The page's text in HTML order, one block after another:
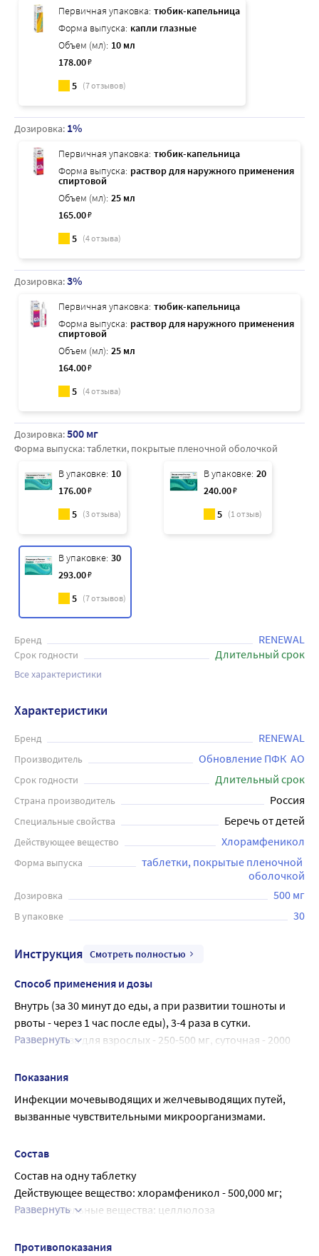
Первичная упаковка: тюбик-капельница
Форма выпуска: капли глазные
Объем (мл): 10 мл
178.00₽
5 (7отзывов)
Дозировка: 1%
Первичная упаковка: тюбик-капельница
Форма выпуска: раствор для наружного применения
спиртовой
Объем (мл): 25 мл
165.00₽
5 (4отзыва)
Дозировка:3%
Первичная упаковка: тюбик-капельница
Форма выпуска: раствор для наружного применения
спиртовой
Объем (мл): 25 мл
164.00₽
5 (4отзыва)
Дозировка:500 мг
Форма выпуска:таблетки, покрытые пленочной оболочкой
В упаковке: 10
176.00₽
5 (3отзыва)
В упаковке: 20
240.00₽
5 (1отзыв)
В упаковке: 30
293.00₽
5 (7отзывов)
Бренд RENEWAL
Срок годности Длительный срок
Все характеристики
Характеристики
Бренд RENEWAL
Производитель Обновление ПФК  АО
Срок годности Длительный срок
Страна производитель Россия
Специальные свойства Беречь от детей
Действующее вещество Хлорамфеникол
Форма выпуска
таблетки, покрытые пленочной
оболочкой
Дозировка 500 мг
В упаковке 30
Инструкция Смотреть полностью
Способ применения и дозы
Внутрь (за 30 минут до еды, а при развитии тошноты и
рвоты - через 1 час после еды), 3-4 раза в сутки.
Разовая доза для взрослых - 250-500 мг, суточная - 2000
Детям старше 3-х лет и с массой тела более 20 кг
назначают по 12,5 мг/кг каждые 6 часов или по 25 мг/кг
каждые 12 часов.
Средняя продолжительность лечения - 8-10 дней.
Развернуть
Показания
Инфекции мочевыводящих и желчевыводящих путей,
вызванные чувствительными микроорганизмами.
Состав
Состав на одну таблетку
Действующее вещество: хлорамфеникол - 500,000 мг;
вспомогательные вещества: целлюлоза
(коллидон VA-64), повидон К 30, кальция стеарат,
Развернуть
Противопоказания